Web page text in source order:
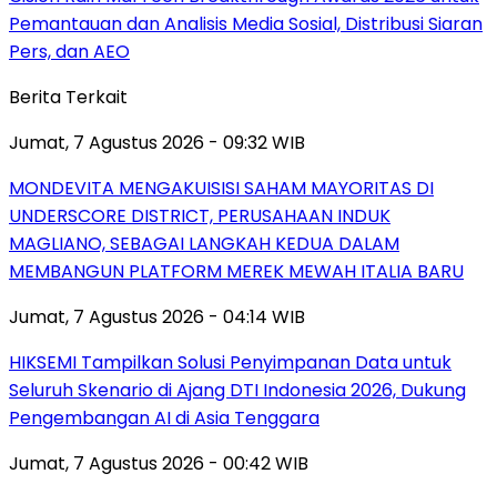
Pemantauan dan Analisis Media Sosial, Distribusi Siaran
Pers, dan AEO
Berita Terkait
Jumat, 7 Agustus 2026 - 09:32 WIB
MONDEVITA MENGAKUISISI SAHAM MAYORITAS DI
UNDERSCORE DISTRICT, PERUSAHAAN INDUK
MAGLIANO, SEBAGAI LANGKAH KEDUA DALAM
MEMBANGUN PLATFORM MEREK MEWAH ITALIA BARU
Jumat, 7 Agustus 2026 - 04:14 WIB
HIKSEMI Tampilkan Solusi Penyimpanan Data untuk
Seluruh Skenario di Ajang DTI Indonesia 2026, Dukung
Pengembangan AI di Asia Tenggara
Jumat, 7 Agustus 2026 - 00:42 WIB